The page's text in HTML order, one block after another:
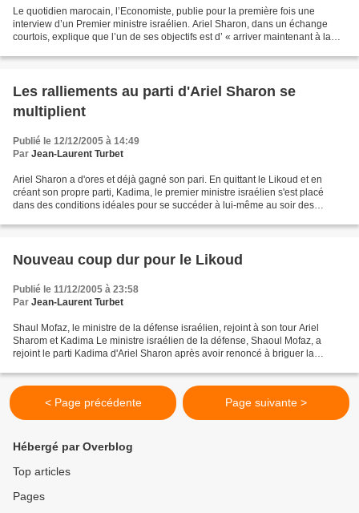
Le quotidien marocain, l’Economiste, publie pour la première fois une
interview d’un Premier ministre israélien. Ariel Sharon, dans un échange
courtois, explique que l’un de ses objectifs est d’ « arriver maintenant à la
Les ralliements au parti d'Ariel Sharon se
multiplient
Publié le 12/12/2005 à 14:49
Par Jean-Laurent Turbet
Ariel Sharon a d'ores et déjà gagné son pari. En quittant le Likoud et en
créant son propre parti, Kadima, le premier ministre israélien s'est placé
dans des conditions idéales pour se succéder à lui-même au soir des
Nouveau coup dur pour le Likoud
Publié le 11/12/2005 à 23:58
Par Jean-Laurent Turbet
Shaul Mofaz, le ministre de la défense israélien, rejoint à son tour Ariel
Sharom et Kadima Le ministre israélien de la défense, Shaoul Mofaz, a
rejoint le parti Kadima d'Ariel Sharon après avoir renoncé à briguer la
< Page précédente Page suivante >
Hébergé par Overblog
Top articles
Pages